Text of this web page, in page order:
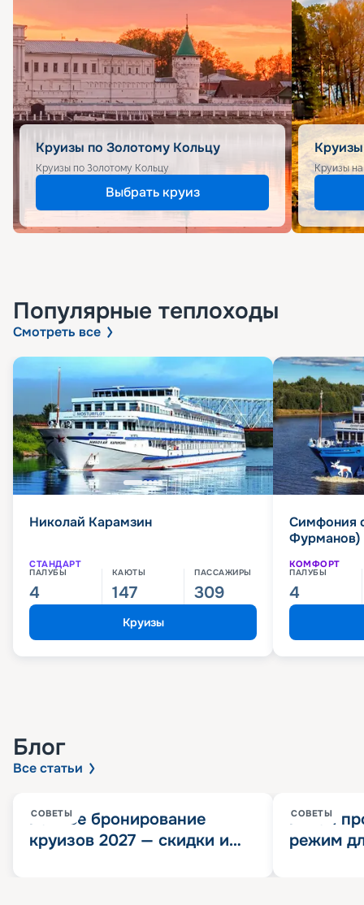
Круизы по Золотому Кольцу
Круизы по Золотому Кольцу
Выбрать круиз
Круизы
Популярные теплоходы
Смотреть все
Николай Карамзин
СТАНДАРТ
ПАЛУБЫ
4
КАЮТЫ
147
ПАССАЖИРЫ
309
Круизы
Симфония
Фурманов)
КОМФОРТ
ПАЛУБЫ
4
Блог
Все статьи
СОВЕТЫ
Раннее бронирование
круизов 2027 — скидки и
СОВЕТЫ
Китай
режим